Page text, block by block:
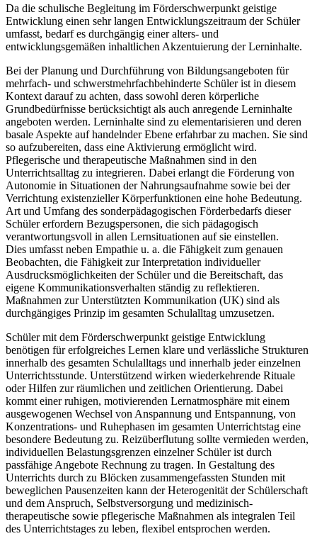
Da die schulische Begleitung im Förderschwerpunkt geistige
Entwicklung einen sehr langen Entwicklungszeitraum der Schüler
umfasst, bedarf es durchgängig einer alters- und
entwicklungsgemäßen inhaltlichen Akzentuierung der Lerninhalte.
Bei der Planung und Durchführung von Bildungsangeboten für
mehrfach- und schwerstmehrfachbehinderte Schüler ist in diesem
Kontext darauf zu achten, dass sowohl deren körperliche
Grundbedürfnisse berücksichtigt als auch anregende Lerninhalte
angeboten werden. Lerninhalte sind zu elementarisieren und deren
basale Aspekte auf handelnder Ebene erfahrbar zu machen. Sie sind
so aufzubereiten, dass eine Aktivierung ermöglicht wird.
Pflegerische und therapeutische Maßnahmen sind in den
Unterrichtsalltag zu integrieren. Dabei erlangt die Förderung von
Autonomie in Situationen der Nahrungsaufnahme sowie bei der
Verrichtung existenzieller Körperfunktionen eine hohe Bedeutung.
Art und Umfang des sonderpädagogischen Förderbedarfs dieser
Schüler erfordern Bezugspersonen, die sich pädagogisch
verantwortungsvoll in allen Lernsituationen auf sie einstellen.
Dies umfasst neben Empathie u. a. die Fähigkeit zum genauen
Beobachten, die Fähigkeit zur Interpretation individueller
Ausdrucksmöglichkeiten der Schüler und die Bereitschaft, das
eigene Kommunikationsverhalten ständig zu reflektieren.
Maßnahmen zur Unterstützten Kommunikation (UK) sind als
durchgängiges Prinzip im gesamten Schulalltag umzusetzen.
Schüler mit dem Förderschwerpunkt geistige Entwicklung
benötigen für erfolgreiches Lernen klare und verlässliche Strukturen
innerhalb des gesamten Schulalltags und innerhalb jeder einzelnen
Unterrichtsstunde. Unterstützend wirken wiederkehrende Rituale
oder Hilfen zur räumlichen und zeitlichen Orientierung. Dabei
kommt einer ruhigen, motivierenden Lernatmosphäre mit einem
ausgewogenen Wechsel von Anspannung und Entspannung, von
Konzentrations- und Ruhephasen im gesamten Unterrichtstag eine
besondere Bedeutung zu. Reizüberflutung sollte vermieden werden,
individuellen Belastungsgrenzen einzelner Schüler ist durch
passfähige Angebote Rechnung zu tragen. In Gestaltung des
Unterrichts durch zu Blöcken zusammengefassten Stunden mit
beweglichen Pausenzeiten kann der Heterogenität der Schülerschaft
und dem Anspruch, Selbstversorgung und medizinisch-
therapeutische sowie pflegerische Maßnahmen als integralen Teil
des Unterrichtstages zu leben, flexibel entsprochen werden.